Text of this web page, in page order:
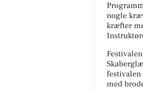
nogle
kræfter
festivalen
med